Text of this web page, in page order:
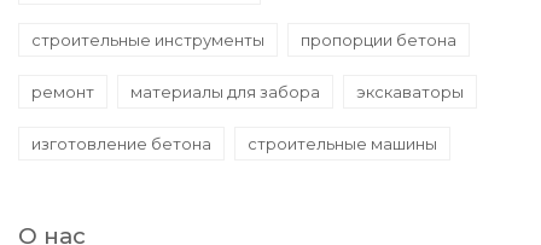
строительные инструменты пропорции бетона
ремонт материалы для забора экскаваторы
изготовление бетона строительные машины
О нас